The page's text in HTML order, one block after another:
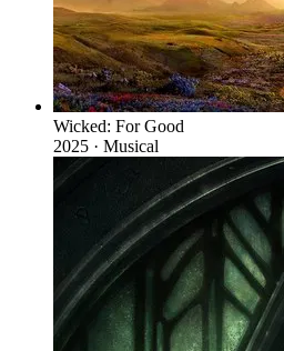
Wicked: For Good
2025 · Musical